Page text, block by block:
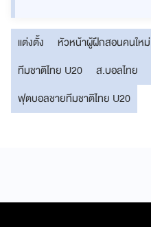
แต่งตั้ง หัวหน้าผู้ฝึกสอนคนใหม่
ทีมชาติไทย U20
ส.บอลไทย
ฟุตบอลชายทีมชาติไทย U20